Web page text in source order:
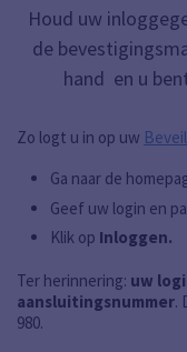
Houd uw
de
hand en u
Zo logt u in op uw
Ga naar de
Geef uw login en
Klik op Inloggen.
Ter herinnering: uw
aansluitingsnummer.
980.